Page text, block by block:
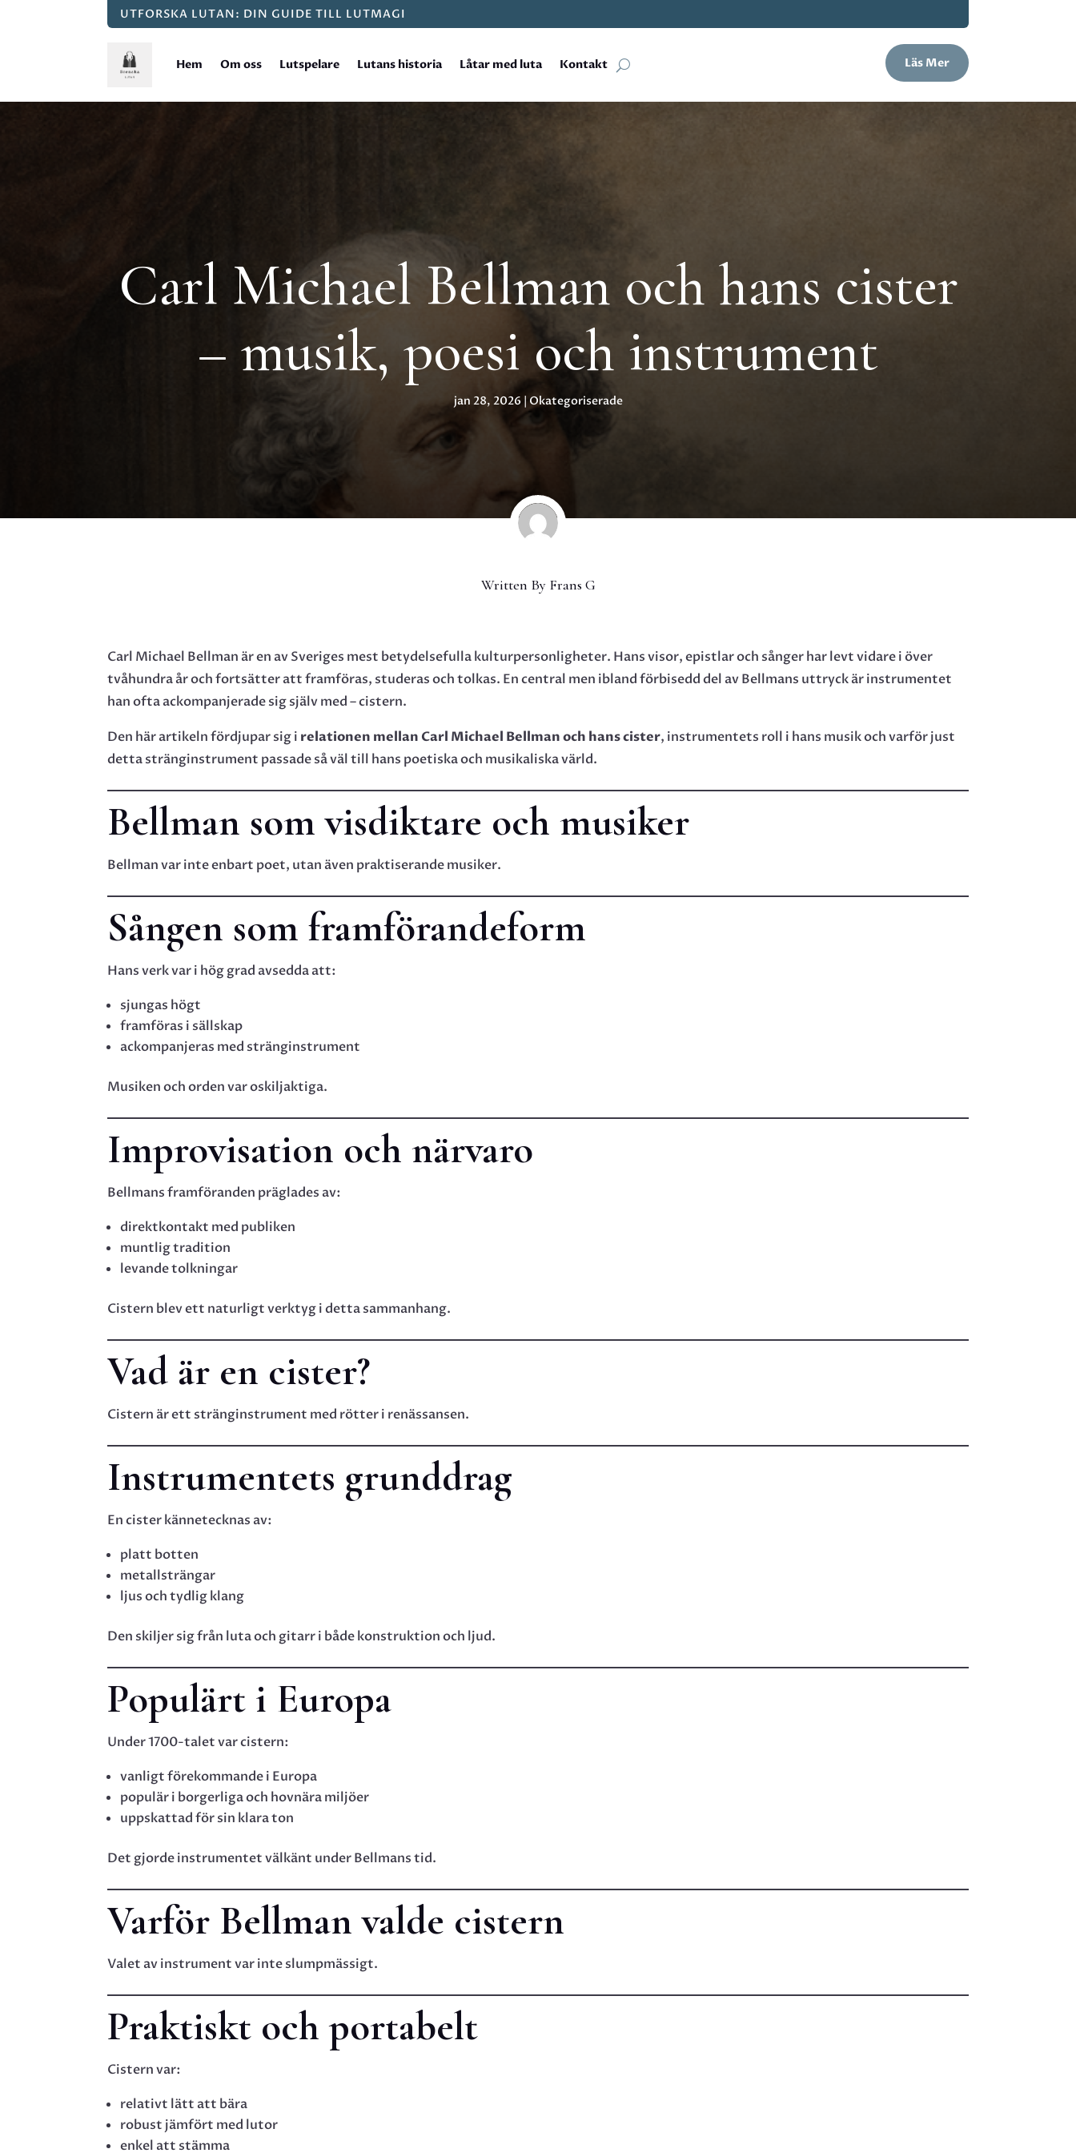
UTFORSKA LUTAN: DIN GUIDE TILL LUTMAGI
Hem Om oss Lutspelare Lutans historia Låtar med luta Kontakt Läs Mer
Carl Michael Bellman och hans cister
– musik, poesi och instrument
jan 28, 2026| Okategoriserade
Written By Frans G
Carl Michael Bellman är en av Sveriges mest betydelsefulla kulturpersonligheter. Hans visor, epistlar och sånger har levt vidare i över
tvåhundra år och fortsätter att framföras, studeras och tolkas. En central men ibland förbisedd del av Bellmans uttryck är instrumentet
han ofta ackompanjerade sig själv med – cistern.
Den här artikeln fördjupar sig i relationen mellan Carl Michael Bellman och hans cister, instrumentets roll i hans musik och varför just
detta stränginstrument passade så väl till hans poetiska och musikaliska värld.
Bellman som visdiktare och musiker
Bellman var inte enbart poet, utan även praktiserande musiker.
Sången som framförandeform
Hans verk var i hög grad avsedda att:
sjungas högt
framföras i sällskap
ackompanjeras med stränginstrument
Musiken och orden var oskiljaktiga.
Improvisation och närvaro
Bellmans framföranden präglades av:
direktkontakt med publiken
muntlig tradition
levande tolkningar
Cistern blev ett naturligt verktyg i detta sammanhang.
Vad är en cister?
Cistern är ett stränginstrument med rötter i renässansen.
Instrumentets grunddrag
En cister kännetecknas av:
platt botten
metallsträngar
ljus och tydlig klang
Den skiljer sig från luta och gitarr i både konstruktion och ljud.
Populärt i Europa
Under 1700-talet var cistern:
vanligt förekommande i Europa
populär i borgerliga och hovnära miljöer
uppskattad för sin klara ton
Det gjorde instrumentet välkänt under Bellmans tid.
Varför Bellman valde cistern
Valet av instrument var inte slumpmässigt.
Praktiskt och portabelt
Cistern var:
relativt lätt att bära
robust jämfört med lutor
enkel att stämma